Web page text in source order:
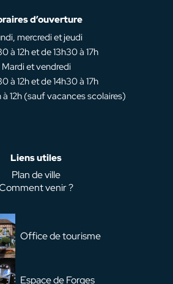
d’ouverture
mercredi et jeudi
à 12h et de 13h30 à 17h
Mardi et vendredi
à 12h et de 14h30 à 17h
12h (sauf vacances scolaires)
Liens utiles
Plan de ville
venir ?
Office de tourisme
Espace de Forges